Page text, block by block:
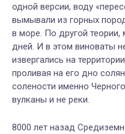
одной версии, воду
вымывали из горных
в море. По другой
дней. И в этом виноваты
извергались на
проливая на его дно
солености именно
вулканы и не реки.
8000 лет назад